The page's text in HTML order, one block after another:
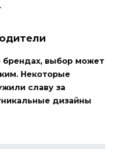
брендах, выбор может
Некоторые
славу за
дизайны